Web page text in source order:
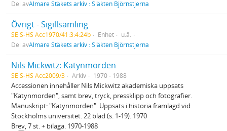
Del avAlmare Stäkets arkiv : Släkten Björnstjerna
Övrigt - Sigillsamling
SE S-HS Acc1970/41:3:4:24b Enhet
u.å.
Del avAlmare Stäkets arkiv : Släkten Björnstjerna
Nils Mickwitz: Katynmorden
SE S-HS Acc2009/3 Arkiv 1970 - 1988
Accessionen innehåller Nils Mickwitz akademiska uppsats
"Katynmorden", samt brev, tryck, pressklipp och fotografier.
Manuskript: "Katynmorden". Uppsats i historia framlagd vid
Stockholms universitet. 22 blad (s. 1-19). 1970
Brev, 7 st. + bilaga. 1970-1988